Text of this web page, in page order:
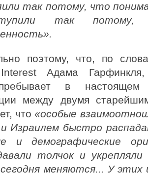
так потому, что
так потому,
поэтому, что, по
Адама Гарфинкля,
в
между двумя
что«особые
Израилем быстро
и демографические
толчок и
меняются... У этих